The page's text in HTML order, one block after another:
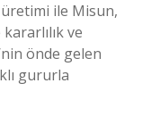
ile Misun,
ve
önde gelen
gururla